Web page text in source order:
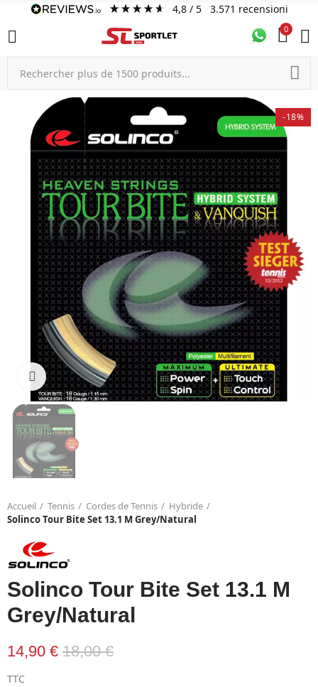
4,8/ 5 3.571 recensioni
0
-18%
Click to enlarge
Accueil Tennis Cordes de Tennis
Hybride
Solinco Tour Bite Set 13.1 M Grey/Natural
Solinco Tour Bite Set 13.1 M
Grey/Natural
14,90 € 18,00 €
TTC